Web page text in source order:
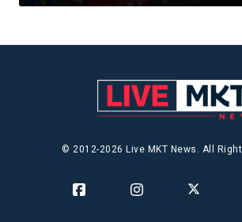
© 2012-2026 Live MKT News. All